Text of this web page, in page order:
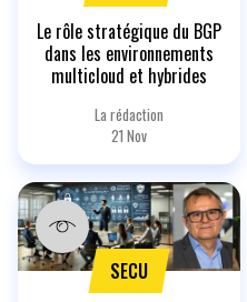
Le rôle stratégique du BGP
dans les environnements
multicloud et hybrides
La rédaction
21 Nov
SECU